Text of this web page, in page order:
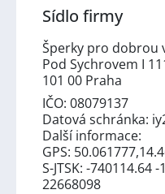
Sídlo firmy
Šperky pro dobrou
Pod Sychrovem I
101 00 Praha
IČO: 08079137
Datová schránka:
Další informace:
GPS:
S-JTSK: -740114.64
22668098